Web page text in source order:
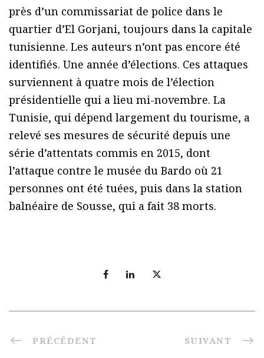
près d’un commissariat de police dans le
quartier d’El Gorjani, toujours dans la capitale
tunisienne. Les auteurs n’ont pas encore été
identifiés. Une année d’élections. Ces attaques
surviennent à quatre mois de l’élection
présidentielle qui a lieu mi-novembre. La
Tunisie, qui dépend largement du tourisme, a
relevé ses mesures de sécurité depuis une
série d’attentats commis en 2015, dont
l’attaque contre le musée du Bardo où 21
personnes ont été tuées, puis dans la station
balnéaire de Sousse, qui a fait 38 morts.
PRÉCÉDENT SUIVANT